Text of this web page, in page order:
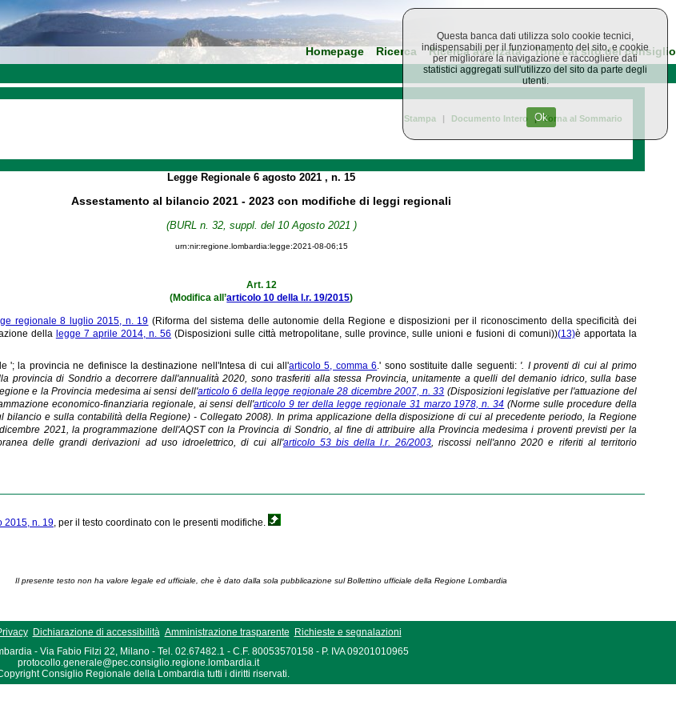
Homepage Ricerca Ricerca avanzata Torna al sito del consiglio
Stampa | Documento Intero | Torna al Sommario
Legge Regionale6 agosto 2021, n. 15
Assestamento al bilancio 2021 - 2023 con modifiche di leggi regionali
(BURL n. 32, suppl. del 10 Agosto 2021 )
urn:nir:regione.lombardia:legge:2021-08-06;15
Art. 12
(Modifica all’articolo 10 della l.r. 19/2015)
regionale 8 luglio 2015, n. 19 (Riforma del sistema delle autonomie della Regione e disposizioni per il riconoscimento della specificità dei
della legge 7 aprile 2014, n. 56 (Disposizioni sulle città metropolitane, sulle province, sulle unioni e fusioni di comuni))(13)è apportata la
'; la provincia ne definisce la destinazione nell'Intesa di cui all'articolo 5, comma 6.' sono sostituite dalle seguenti: '. I proventi di cui al primo
provincia di Sondrio a decorrere dall'annualità 2020, sono trasferiti alla stessa Provincia, unitamente a quelli del demanio idrico, sulla base
e la Provincia medesima ai sensi dell'articolo 6 della legge regionale 28 dicembre 2007, n. 33 (Disposizioni legislative per l'attuazione del
economico-finanziaria regionale, ai sensi dell'articolo 9 ter della legge regionale 31 marzo 1978, n. 34 (Norme sulle procedure della
bilancio e sulla contabilità della Regione) - Collegato 2008). In prima applicazione della disposizione di cui al precedente periodo, la Regione
2021, la programmazione dell'AQST con la Provincia di Sondrio, al fine di attribuire alla Provincia medesima i proventi previsti per la
delle grandi derivazioni ad uso idroelettrico, di cui all'articolo 53 bis della l.r. 26/2003, riscossi nell'anno 2020 e riferiti al territorio
2015, n. 19, per il testo coordinato con le presenti modifiche.
Il presente testo non ha valore legale ed ufficiale, che è dato dalla sola pubblicazione sul Bollettino ufficiale della Regione Lombardia
Dichiarazione di accessibilità Amministrazione trasparente
Richieste e segnalazioni
- Via Fabio Filzi 22, Milano - Tel. 02.67482.1 - C.F. 80053570158 - P. IVA 09201010965
protocollo.generale@pec.consiglio.regione.lombardia.it
Consiglio Regionale della Lombardia tutti i diritti riservati.
Questa banca dati utilizza solo cookie tecnici,
indispensabili per il funzionamento del sito, e cookie
per migliorare la navigazione e raccogliere dati
statistici aggregati sull'utilizzo del sito da parte degli
utenti.
Ok